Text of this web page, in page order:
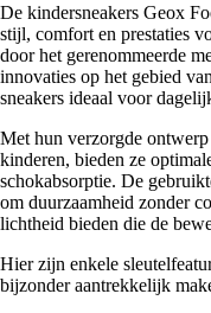
De kindersneakers Geox
stijl, comfort en prestaties
door het gerenommeerde
innovaties op het gebied
sneakers ideaal voor
Met hun verzorgde
kinderen, bieden ze
schokabsorptie. De
om duurzaamheid zonder
lichtheid bieden die de
Hier zijn enkele
bijzonder aantrekkelijk